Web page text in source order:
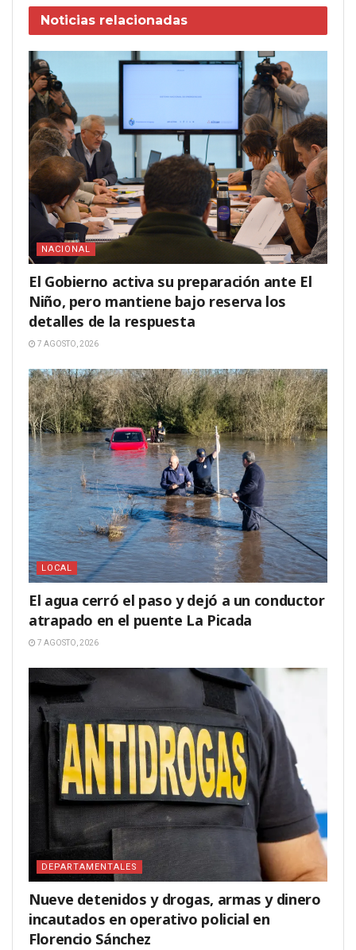
Noticias relacionadas
NACIONAL
El Gobierno activa su preparación ante El
Niño, pero mantiene bajo reserva los
detalles de la respuesta
7 AGOSTO, 2026
LOCAL
El agua cerró el paso y dejó a un conductor
atrapado en el puente La Picada
7 AGOSTO, 2026
DEPARTAMENTALES
Nueve detenidos y drogas, armas y dinero
incautados en operativo policial en
Florencio Sánchez